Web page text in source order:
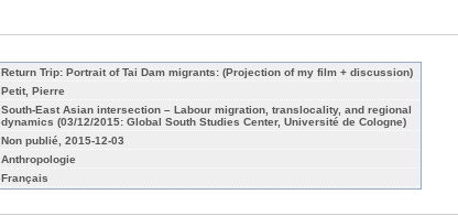
Return Trip: Portrait of Tai Dam migrants: (Projection of my film + discussion)
Petit, Pierre
South-East Asian intersection – Labour migration, translocality, and regional
dynamics (03/12/2015: Global South Studies Center, Université de Cologne)
Non publié, 2015-12-03
Anthropologie
Français